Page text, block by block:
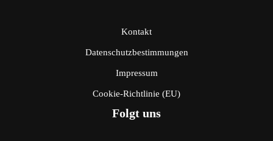
Kontakt
Datenschutzbestimmungen
Impressum
Cookie-Richtlinie (EU)
Folgt uns